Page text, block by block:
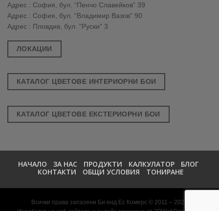
Адрес : София, бул. “Пенчо Славейков” 39
Адрес : София, бул. “Владимир Вазов” 90
Адрес : Пловдив, бул. "Руски" 3
ЛОКАЦИИ
КАТАЛОГ ЦВЕТОВЕ ИНТЕРИОРНИ БОИ
КАТАЛОГ ЦВЕТОВЕ ЕКСТЕРИОРНИ БОИ
НАЧАЛО ЗА НАС ПРОДУКТИ КАЛКУЛАТОР
БЛОГ
КОНТАКТИ
ОБЩИ УСЛОВИЯ ТОНИРАНЕ
Всички права запазени Би енд Ес Комерс © 2011 – 2026